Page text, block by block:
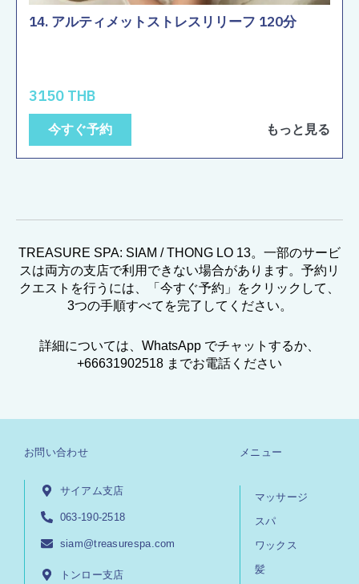
14. アルティメットストレスリリーフ 120分
3150 THB
今すぐ予約 もっと見る
TREASURE SPA: SIAM / THONG LO 13。一部のサービ
スは両方の支店で利用できない場合があります。予約リ
クエストを行うには、「今すぐ予約」をクリックして、
3つの手順すべてを完了してください。
詳細については、WhatsApp でチャットするか、
+66631902518 までお電話ください
お問い合わせ
サイアム支店
063-190-2518
siam@treasurespa.com
トンロー支店
メニュー
マッサージ
スパ
ワックス
髪